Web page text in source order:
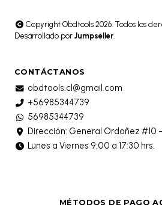
Copyright Obdtools 2026. Todos los
Desarrollado por Jumpseller.
CONTÁCTANOS
obdtools.cl@gmail.com
+56985344739
56985344739
Dirección: General Ordoñez #10 -
Lunes a Viernes 9:00 a 17:30 hrs.
MÉTODOS DE PAGO